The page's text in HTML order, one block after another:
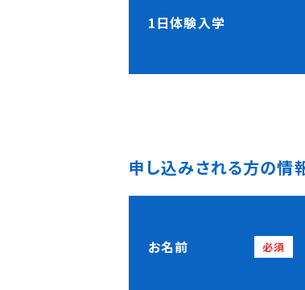
住
資格
内
イン
活躍
1日体験入学
申し込みされる方の情
お名前 必須